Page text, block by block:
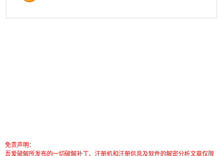
免责声明：
吾爱破解所发布的一切破解补丁、注册机和注册信息及软件的解密分析文章仅限